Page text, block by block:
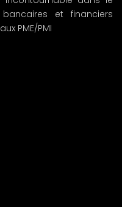
et financiers
PME/PMI